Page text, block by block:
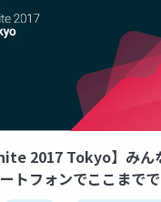
2017 Tokyo】みん
トフォンでここまで